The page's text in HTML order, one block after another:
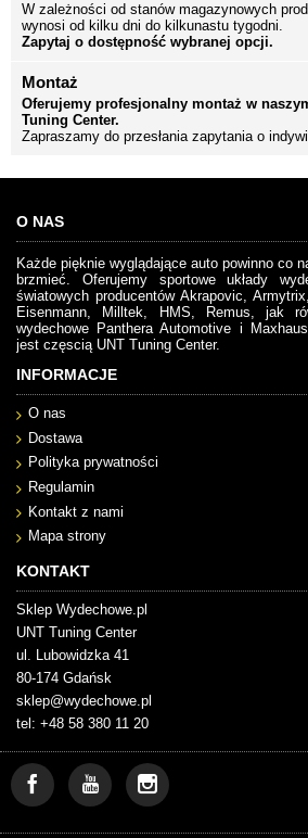
W zależności od stanów magazynowych
wynosi od kilku dni do kilkunastu tygodni.
Zapytaj o dostępność wybranej opcji.
Montaż
Oferujemy profesjonalny montaż w
Tuning Center.
Zapraszamy do przesłania zapytania o
O NAS
Każde pięknie wyglądające auto powinno co
brzmieć. Oferujemy sportowe układy
światowych producentów Akrapovic,
Eisenmann, Milltek, HMS, Remus, jak
wydechowe Panthera Automotive i
jest częscią UNT Tuning Center.
INFORMACJE
O nas
Dostawa
Polityka prywatności
Regulamin
Kontakt z nami
Mapa strony
KONTAKT
Sklep Wydechowe.pl
UNT Tuning Center
ul. Lubowidzka 41
80-174 Gdańsk
sklep@wydechowe.pl
tel: +48 58 380 11 20